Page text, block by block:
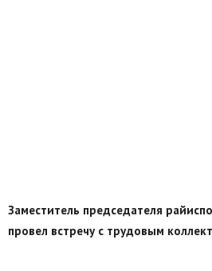
Заместитель председателя
провел встречу с трудовым